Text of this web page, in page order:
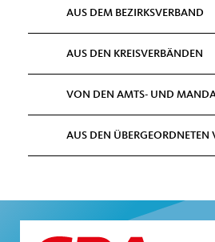
AUS DEM BEZIRKSVERBAND
AUS DEN KREISVERBÄNDEN
VON DEN AMTS- UND
AUS DEN ÜBERGEORDNETEN